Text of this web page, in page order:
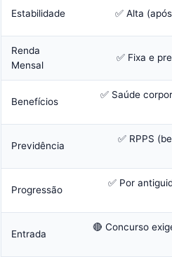
Estabilidade ✅ Alta
Renda
Mensal
✅ Fixa e
Benefícios
✅ Saúde
Previdência
✅ RPPS
Progressão
✅ Por
Entrada
🔴 Concurso